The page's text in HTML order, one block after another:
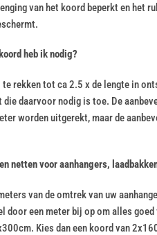
van het koord beperkt en het
heb ik nodig?
rekken tot ca 2.5 x de lengte in
daarvoor nodig is toe. De
worden uitgerekt, maar de
netten voor aanhangers,
van de omtrek van uw
door een meter bij op om alles
Kies dan een koord van